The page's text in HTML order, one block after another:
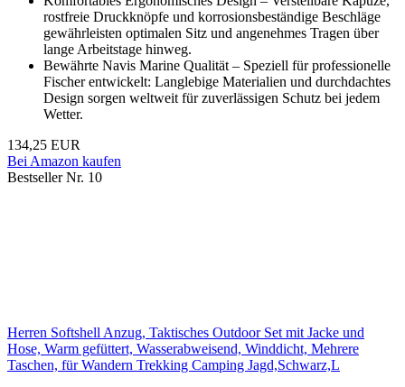
rostfreie Druckknöpfe und korrosionsbeständige Beschläge
gewährleisten optimalen Sitz und angenehmes Tragen über
lange Arbeitstage hinweg.
Bewährte Navis Marine Qualität – Speziell für professionelle
Fischer entwickelt: Langlebige Materialien und durchdachtes
Design sorgen weltweit für zuverlässigen Schutz bei jedem
Wetter.
134,25 EUR
Bei Amazon kaufen
Bestseller Nr. 10
Herren Softshell Anzug, Taktisches Outdoor Set mit Jacke und
Hose, Warm gefüttert, Wasserabweisend, Winddicht, Mehrere
Taschen, für Wandern Trekking Camping Jagd,Schwarz,L